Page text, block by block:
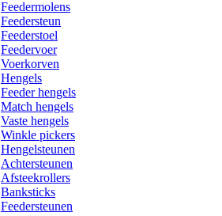
Feedermolens
Feedersteun
Feederstoel
Feedervoer
Voerkorven
Hengels
Feeder hengels
Match hengels
Vaste hengels
Winkle pickers
Hengelsteunen
Achtersteunen
Afsteekrollers
Banksticks
Feedersteunen